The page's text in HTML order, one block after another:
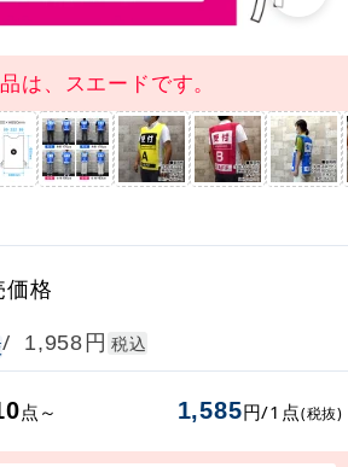
は、スエードです。
格
/ 1,958円 税込
点～ 1,585円/1点(税抜)